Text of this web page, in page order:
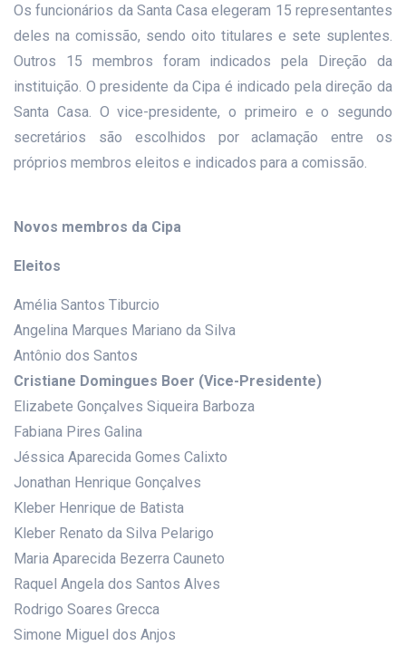
Os funcionários da Santa Casa elegeram 15 representantes
deles na comissão, sendo oito titulares e sete suplentes.
Outros 15 membros foram indicados pela Direção da
instituição. O presidente da Cipa é indicado pela direção da
Santa Casa. O vice-presidente, o primeiro e o segundo
secretários são escolhidos por aclamação entre os
próprios membros eleitos e indicados para a comissão.
Novos membros da Cipa
Eleitos
Amélia Santos Tiburcio
Angelina Marques Mariano da Silva
Antônio dos Santos
Cristiane Domingues Boer (Vice-Presidente)
Elizabete Gonçalves Siqueira Barboza
Fabiana Pires Galina
Jéssica Aparecida Gomes Calixto
Jonathan Henrique Gonçalves
Kleber Henrique de Batista
Kleber Renato da Silva Pelarigo
Maria Aparecida Bezerra Cauneto
Raquel Angela dos Santos Alves
Rodrigo Soares Grecca
Simone Miguel dos Anjos